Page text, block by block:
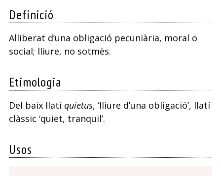
Definició
Alliberat d’una obligació pecuniària, moral o
social; lliure, no sotmès.
Etimologia
Del baix llatíquietus, ‘lliure d’una obligació’, llatí
clàssic ‘quiet, tranquil’.
Usos